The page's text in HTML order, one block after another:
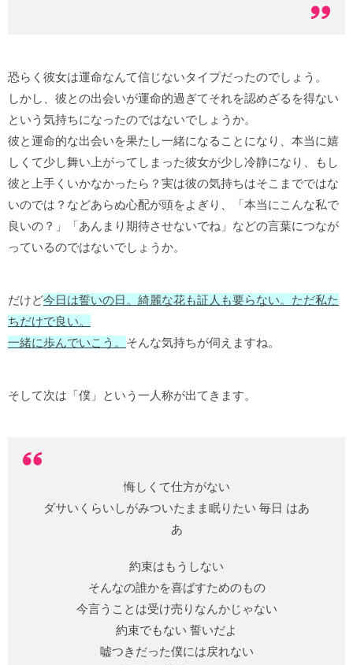
恐らく彼女は運命なんて信じないタイプだったのでしょう。
しかし、彼との出会いが運命的過ぎてそれを認めざるを得ない
という気持ちになったのではないでしょうか。
彼と運命的な出会いを果たし一緒になることになり、本当に嬉
しくて少し舞い上がってしまった彼女が少し冷静になり、もし
彼と上手くいかなかったら？実は彼の気持ちはそこまでではな
いのでは？などあらぬ心配が頭をよぎり、「本当にこんな私で
良いの？」「あんまり期待させないでね」などの言葉につなが
っているのではないでしょうか。
だけど今日は誓いの日。綺麗な花も証人も要らない。ただ私た
ちだけで良い。
一緒に歩んでいこう。 そんな気持ちが伺えますね。
そして次は「僕」という一人称が出てきます。
悔しくて仕方がない
ダサいくらいしがみついたまま眠りたい 毎日 はあ
あ
約束はもうしない
そんなの誰かを喜ばすためのもの
今言うことは受け売りなんかじゃない
約束でもない 誓いだよ
嘘つきだった僕には戻れない